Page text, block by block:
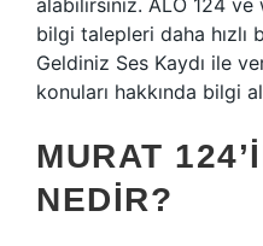
alabilirsiniz. ALO 124
bilgi talepleri daha hızlı
Geldiniz Ses Kaydı ile
konuları hakkında bilgi
MURAT
NEDIR?